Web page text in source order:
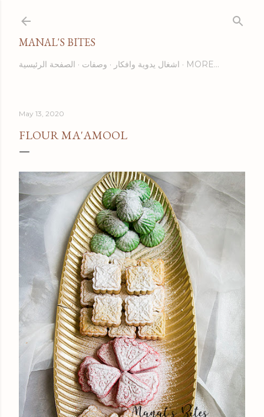
MANAL'S BITES
الصفحة الرئيسية وصفات اشغال يدوية وافكار MORE…
May 13, 2020
FLOUR MA'AMOOL